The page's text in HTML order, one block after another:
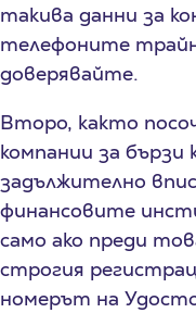
такива данни за
телефоните
доверявайте.
Второ, както
компании за
задължително
финансовите
само ако преди
строгия
номерът на